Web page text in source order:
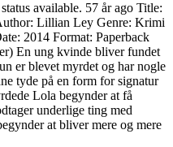
available. 57 år ago Title:
Lillian Ley Genre: Krimi
2014 Format: Paperback
En ung kvinde bliver fundet
er blevet myrdet og har nogle
tyde på en form for signatur
Lola begynder at få
underlige ting med
at bliver mere og mere